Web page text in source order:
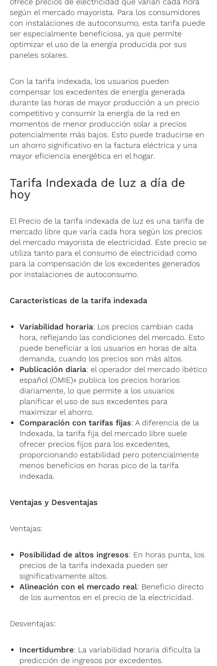
según el mercado mayorista. Para los consumidores
con instalaciones de autoconsumo, esta tarifa puede
ser especialmente beneficiosa, ya que permite
optimizar el uso de la energía producida por sus
paneles solares.
Con la tarifa indexada, los usuarios pueden
compensar los excedentes de energía generada
durante las horas de mayor producción a un precio
competitivo y consumir la energía de la red en
momentos de menor producción solar a precios
potencialmente más bajos. Esto puede traducirse en
un ahorro significativo en la factura eléctrica y una
mayor eficiencia energética en el hogar.
Tarifa Indexada de luz a día de
hoy
El Precio de la tarifa indexada de luz es una tarifa de
mercado libre que varía cada hora según los precios
del mercado mayorista de electricidad. Este precio se
utiliza tanto para el consumo de electricidad como
para la compensación de los excedentes generados
por instalaciones de autoconsumo.
Características de la tarifa indexada
Variabilidad horaria: Los precios cambian cada
hora, reflejando las condiciones del mercado. Esto
puede beneficiar a los usuarios en horas de alta
demanda, cuando los precios son más altos.
Publicación diaria: el operador del mercado ibético
español (OMIE)» publica los precios horarios
diariamente, lo que permite a los usuarios
planificar el uso de sus excedentes para
maximizar el ahorro.
Comparación con tarifas fijas: A diferencia de la
Indexada, la tarifa fija del mercado libre suele
ofrecer precios fijos para los excedentes,
proporcionando estabilidad pero potencialmente
menos beneficios en horas pico de la tarifa
indexada.
Ventajas y Desventajas
Ventajas:
Posibilidad de altos ingresos: En horas punta, los
precios de la tarifa indexada pueden ser
significativamente altos.
Alineación con el mercado real: Beneficio directo
de los aumentos en el precio de la electricidad.
Desventajas:
Incertidumbre: La variabilidad horaria dificulta la
predicción de ingresos por excedentes.